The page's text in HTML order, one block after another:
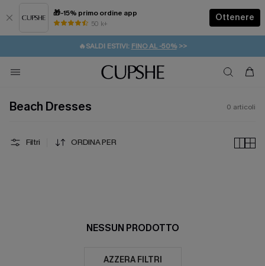
🎁-15% primo ordine app
50 k+
Ottenere
⚡️-15% SUGLI ESSENZIALI DA VACANZA | ACQUISTA
🔥SALDI ESTIVI: FINO AL -50%>>
🚚SPEDIZIONE GRATUITA DA 49€
💌REGALO PER I NUOVI: 20% DI SCONTO*
Beach Dresses 0 articoli
Filtri ORDINA PER
NESSUN PRODOTTO
AZZERA FILTRI